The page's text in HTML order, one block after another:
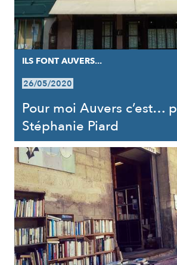
ILS FONT AUVERS...
26/05/2020
Pour moi Auvers c’est…
Stéphanie Piard